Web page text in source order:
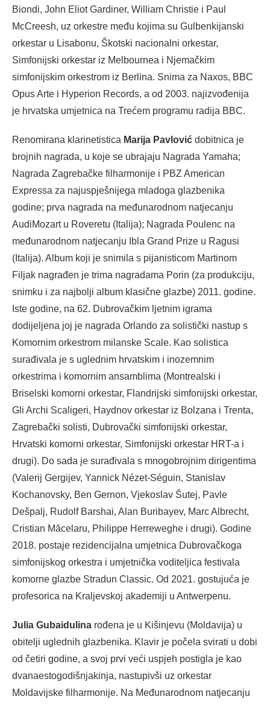
Biondi, John Eliot Gardiner, William Christie i Paul
McCreesh, uz orkestre među kojima su Gulbenkijanski
orkestar u Lisabonu, Škotski nacionalni orkestar,
Simfonijski orkestar iz Melbournea i Njemačkim
simfonijskim orkestrom iz Berlina. Snima za Naxos, BBC
Opus Arte i Hyperion Records, a od 2003. najizvođenija
je hrvatska umjetnica na Trećem programu radija BBC.
Renomirana klarinetistica Marija Pavlović dobitnica je
brojnih nagrada, u koje se ubrajaju Nagrada Yamaha;
Nagrada Zagrebačke filharmonije i PBZ American
Expressa za najuspješnijega mladoga glazbenika
godine; prva nagrada na međunarodnom natjecanju
AudiMozart u Roveretu (Italija); Nagrada Poulenc na
međunarodnom natjecanju Ibla Grand Prize u Ragusi
(Italija). Album koji je snimila s pijanisticom Martinom
Filjak nagrađen je trima nagradama Porin (za produkciju,
snimku i za najbolji album klasične glazbe) 2011. godine.
Iste godine, na 62. Dubrovačkim ljetnim igrama
dodijeljena joj je nagrada Orlando za solistički nastup s
Komornim orkestrom milanske Scale. Kao solistica
surađivala je s uglednim hrvatskim i inozemnim
orkestrima i komornim ansamblima (Montrealski i
Briselski komorni orkestar, Flandrijski simfonijski orkestar,
Gli Archi Scaligeri, Haydnov orkestar iz Bolzana i Trenta,
Zagrebački solisti, Dubrovački simfonijski orkestar,
Hrvatski komorni orkestar, Simfonijski orkestar HRT-a i
drugi). Do sada je surađivala s mnogobrojnim dirigentima
(Valerij Gergijev, Yannick Nézet-Séguin, Stanislav
Kochanovsky, Ben Gernon, Vjekoslav Šutej, Pavle
Dešpalj, Rudolf Barshai, Alan Buribayev, Marc Albrecht,
Cristian Măcelaru, Philippe Herreweghe i drugi). Godine
2018. postaje rezidencijalna umjetnica Dubrovačkoga
simfonijskog orkestra i umjetnička voditeljica festivala
komorne glazbe Stradun Classic. Od 2021. gostujuća je
profesorica na Kraljevskoj akademiji u Antwerpenu.
Julia Gubaidulina rođena je u Kišinjevu (Moldavija) u
obitelji uglednih glazbenika. Klavir je počela svirati u dobi
od četiri godine, a svoj prvi veći uspjeh postigla je kao
dvanaestogodišnjakinja, nastupivši uz orkestar
Moldavijske filharmonije. Na Međunarodnom natjecanju